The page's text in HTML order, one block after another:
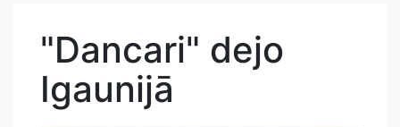
"Dancari" dejo
Igaunijā